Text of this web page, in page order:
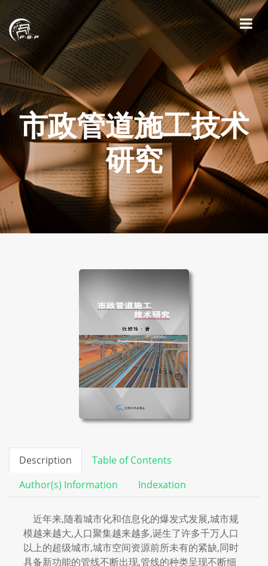
市政管道施工技术
研究
Description
Table of Contents
Author(s) Information
Indexation
近年来,随着城市化和信息化的爆发式发展,城市规
模越来越大,人口聚集越来越多,诞生了许多千万人口
以上的超级城市,城市空间资源前所未有的紧缺,同时
具备新功能的管线不断出现,管线的种类呈现不断细